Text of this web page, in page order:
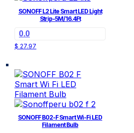
SONOFF L2 Lite Smart LED Light
Strip-5M/16.4Ft
0.0
$ 27.97
SONOFF B02-F Smart Wi-Fi LED
Filament Bulb